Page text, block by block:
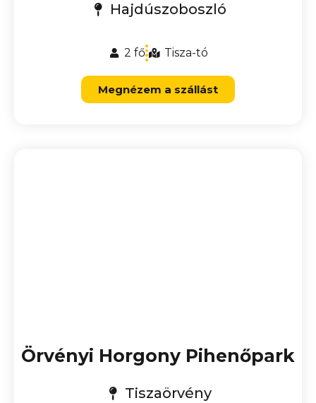
Hajdúszoboszló
2 fő Tisza-tó
Megnézem a szállást
Örvényi Horgony Pihenőpark
Tiszaörvény